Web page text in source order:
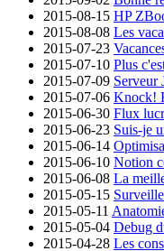
2015-08-15 HP
2015-08-08 Les
2015-07-23
2015-07-10 Plus
2015-07-09 Serveur
2015-07-06 Knock!
2015-06-30 Flux
2015-06-23 Suis-je
2015-06-14
2015-06-10 Notion
2015-06-08 La
2015-05-15
2015-05-11
2015-05-04 Debug
2015-04-28 Les